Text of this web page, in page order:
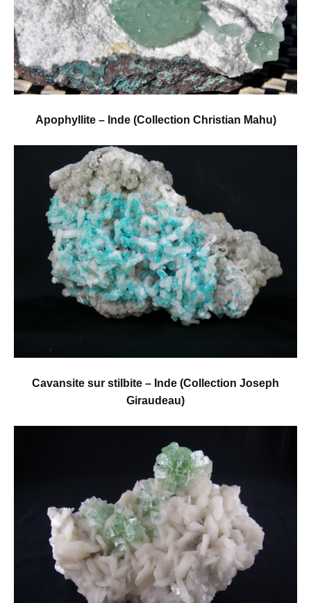
Apophyllite – Inde (Collection Christian Mahu)
Cavansite sur stilbite – Inde (Collection Joseph
Giraudeau)